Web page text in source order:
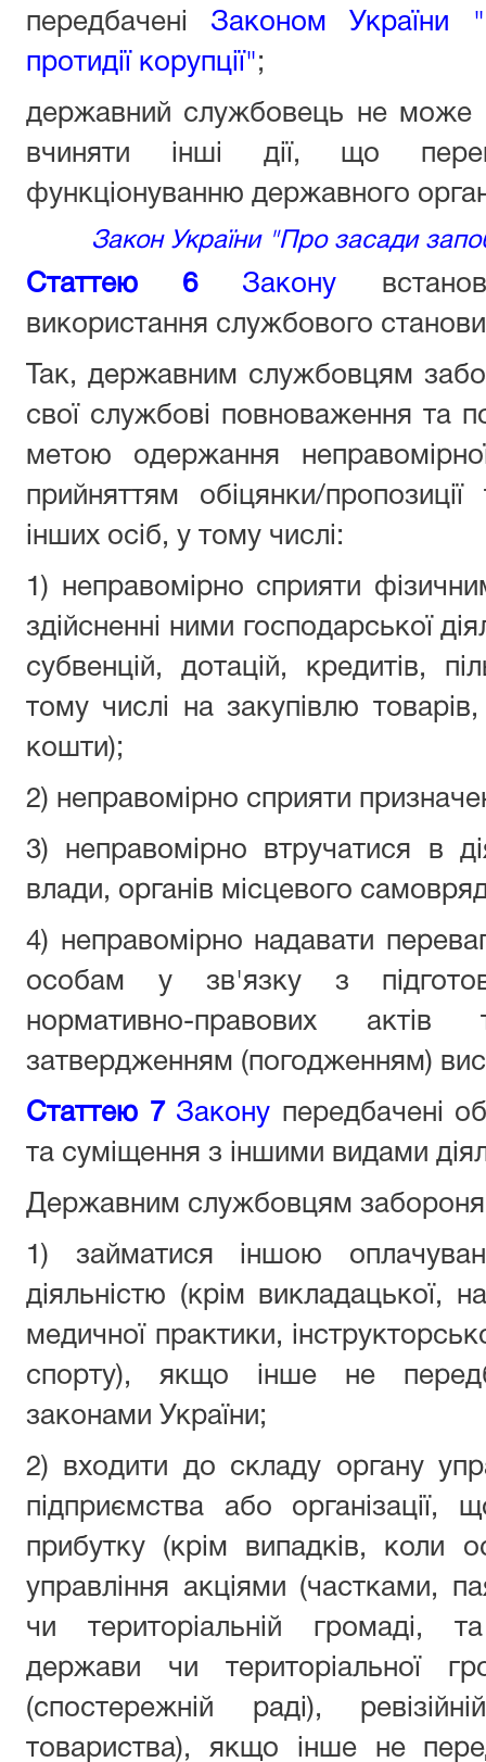
передбачені Законом України
протидії корупції";
державний службовець не може
вчиняти інші дії, що
функціонуванню державного
Закон України "Про засади
Статтею 6Закону
використання службового
Так, державним службовцям
свої службові повноваження та
метою одержання
прийняттям обіцянки/
інших осіб, у тому числі:
1) неправомірно сприяти
здійсненні ними господарської
субвенцій, дотацій, кредитів,
тому числі на закупівлю
кошти);
2) неправомірно сприяти
3) неправомірно втручатися в
влади, органів місцевого
4) неправомірно надавати
особам у зв'язку з
нормативно-правових
затвердженням (погодженням)
Статтею 7 Закону передбачені
та суміщення з іншими видами
Державним службовцям
1) займатися іншою
діяльністю (крім викладацької,
медичної практики,
спорту), якщо інше не
законами України;
2) входити до складу органу
підприємства або
прибутку (крім випадків, коли
управління акціями (частками,
чи територіальній громаді,
держави чи територіальної
(спостережній раді),
товариства), якщо інше не